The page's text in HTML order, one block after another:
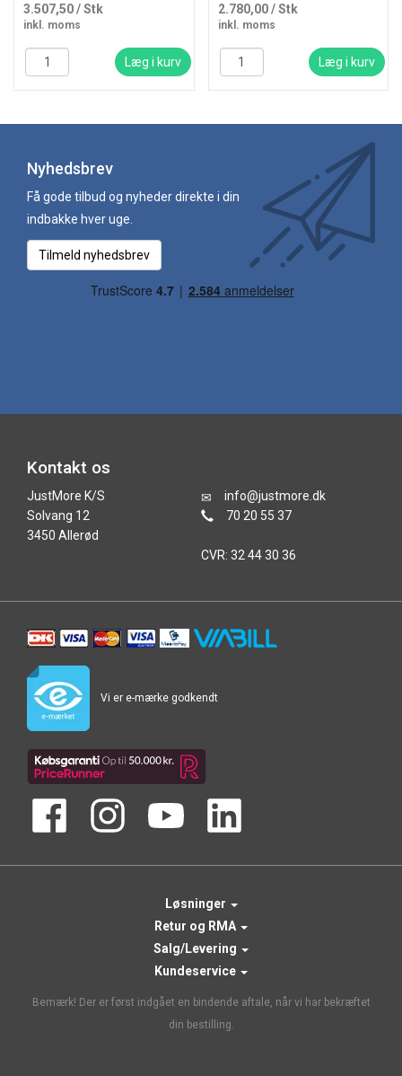
3.507,50/ Stk
inkl. moms
Læg i kurv
2.780,00/ Stk
inkl. moms
Læg i kurv
Nyhedsbrev
Få gode tilbud og nyheder direkte i din
indbakke hver uge.
Tilmeld nyhedsbrev
Kontakt os
JustMore K/S
Solvang 12
3450 Allerød
info@justmore.dk
70 20 55 37
CVR: 32 44 30 36
Vi er e-mærke godkendt
Løsninger
Retur og RMA
Salg/Levering
Kundeservice
Bemærk! Der er først indgået en bindende aftale, når vi har bekræftet
din bestilling.